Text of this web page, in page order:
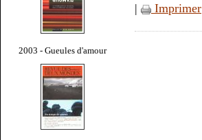
2003 - Gueules d'amour
|
Imprimer